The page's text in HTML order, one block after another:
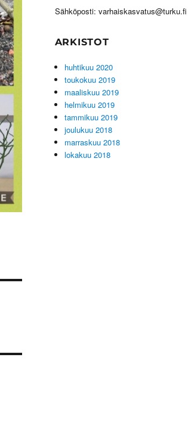
Sähköposti: varhaiskasvatus@turku.fi
ARKISTOT
huhtikuu 2020
toukokuu 2019
maaliskuu 2019
helmikuu 2019
tammikuu 2019
joulukuu 2018
marraskuu 2018
lokakuu 2018